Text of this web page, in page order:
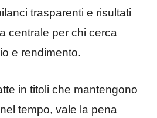
trasparenti e risultati
centrale per chi cerca
e rendimento.
in titoli che mantengono
tempo, vale la pena